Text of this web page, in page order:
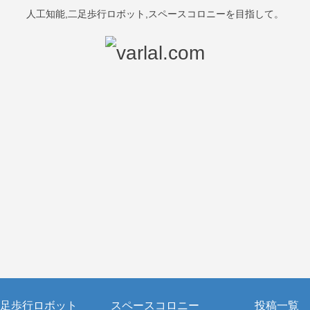
人工知能,二足歩行ロボット,スペースコロニーを目指して。
歩行ロボット スペースコロニー 投稿一覧